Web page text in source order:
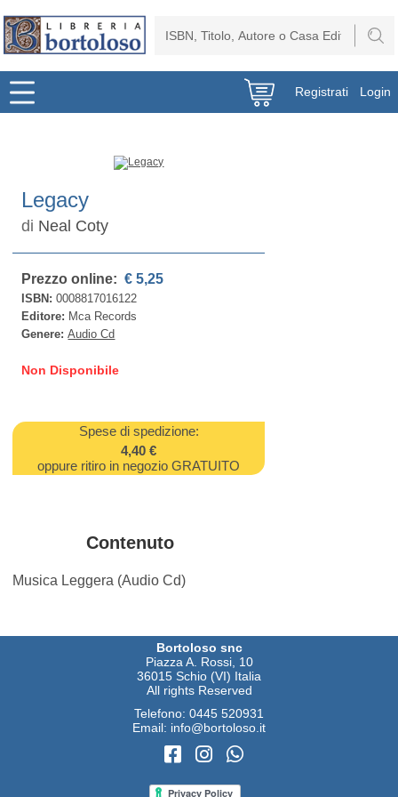
Registrati Login
Legacy
di Neal Coty
Prezzo online: € 5,25
ISBN:0008817016122
Editore: Mca Records
Genere:Audio Cd
Non Disponibile
Spese di spedizione:
4,40 €
oppure ritiro in negozio GRATUITO
Contenuto
Musica Leggera (Audio Cd)
Bortoloso snc
Piazza A. Rossi, 10
36015 Schio (VI) Italia
All rights Reserved
Telefono: 0445 520931
Email: info@bortoloso.it